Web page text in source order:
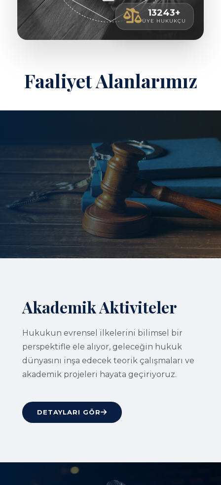
13243+
ÜYE HUKUKÇU
Faaliyet Alanlarımız
Akademik Aktiviteler
Hukukun evrensel ilkelerini bilimsel bir
perspektifle ele alıyor, geleceğin hukuk
dünyasını inşa edecek teorik çalışmaları ve
akademik projeleri hayata geçiriyoruz.
DETAYLARI GÖR